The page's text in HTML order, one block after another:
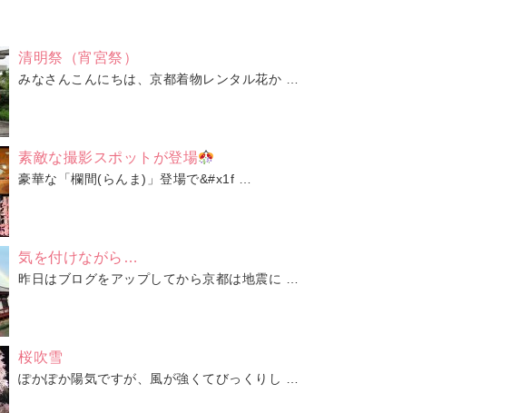
清明祭（宵宮祭）
みなさんこんにちは、京都着物レンタル花か …
素敵な撮影スポットが登場
豪華な「欄間(らんま)」登場で&#x1f …
気を付けながら…
昨日はブログをアップしてから京都は地震に …
桜吹雪
ぽかぽか陽気ですが、風が強くてびっくりし …